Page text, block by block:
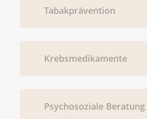
Tabakprävention
Krebsmedikamente
Psychosoziale Beratung